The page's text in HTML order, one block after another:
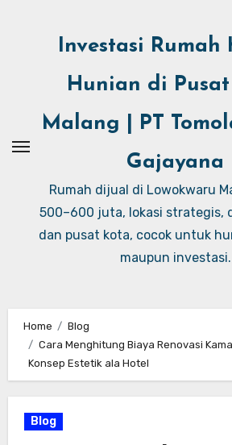
Investasi Rumah
Hunian di
Malang | PT
Gajayana
Rumah dijual di Lowokwaru
500–600 juta, lokasi strategis,
dan pusat kota, cocok untuk
maupun investasi.
Home
Blog
Cara Menghitung Biaya Renovasi
Konsep Estetik ala Hotel
Blog